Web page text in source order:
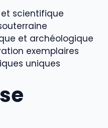
scientifique
et archéologique
exemplaires
uniques